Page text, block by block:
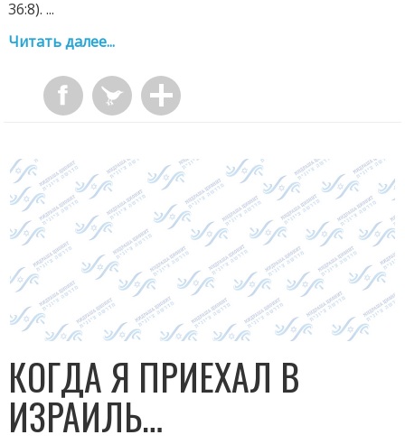
36:8). ...
Читать далее...
КОГДА Я ПРИЕХАЛ В
ИЗРАИЛЬ…